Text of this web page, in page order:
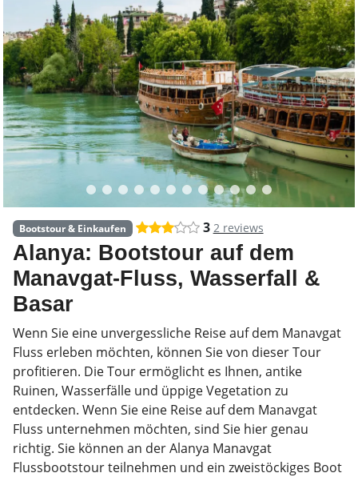
Bootstour & Einkaufen 3 2 reviews
Alanya: Bootstour auf dem
Manavgat-Fluss, Wasserfall &
Basar
Wenn Sie eine unvergessliche Reise auf dem Manavgat
Fluss erleben möchten, können Sie von dieser Tour
profitieren. Die Tour ermöglicht es Ihnen, antike
Ruinen, Wasserfälle und üppige Vegetation zu
entdecken. Wenn Sie eine Reise auf dem Manavgat
Fluss unternehmen möchten, sind Sie hier genau
richtig. Sie können an der Alanya Manavgat
Flussbootstour teilnehmen und ein zweistöckiges Boot